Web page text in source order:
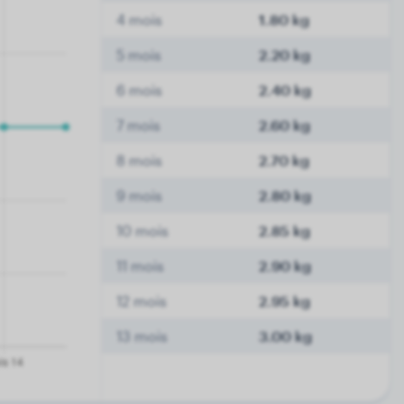
4 mois 1.80 kg
5 mois 2.20 kg
6 mois 2.40 kg
7 mois 2.60 kg
8 mois 2.70 kg
9 mois 2.80 kg
10 mois 2.85 kg
11 mois 2.90 kg
12 mois 2.95 kg
13 mois 3.00 kg